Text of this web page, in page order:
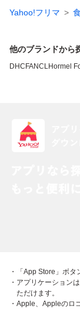
Yahoo!フリマ
他のブランドから
DHC FANCLHormel
・「App Store」ボタ
・アプリケーション
ただけます。
・Apple、Appleのロ